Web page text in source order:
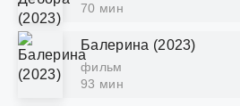
70 мин
Балерина (2023)
фильм
93 мин